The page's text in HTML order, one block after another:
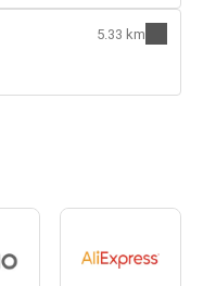
5.33 km